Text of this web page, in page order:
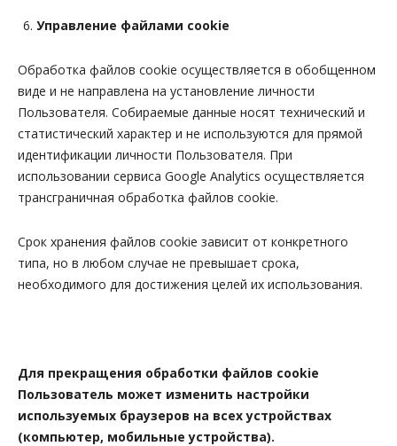
Управление файлами cookie
Обработка файлов cookie осуществляется в обобщенном
виде и не направлена на установление личности
Пользователя. Собираемые данные носят технический и
статистический характер и не используются для прямой
идентификации личности Пользователя. При
использовании сервиса Google Analytics осуществляется
трансграничная обработка файлов cookie.
Срок хранения файлов cookie зависит от конкретного
типа, но в любом случае не превышает срока,
необходимого для достижения целей их использования.
Для прекращения обработки файлов cookie
Пользователь может изменить настройки
используемых браузеров на всех устройствах
(компьютер, мобильные устройства).